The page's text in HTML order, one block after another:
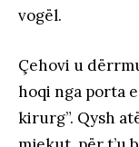
vogël.
Çehovi u
hoqi nga porta
kirurg”. Qysh